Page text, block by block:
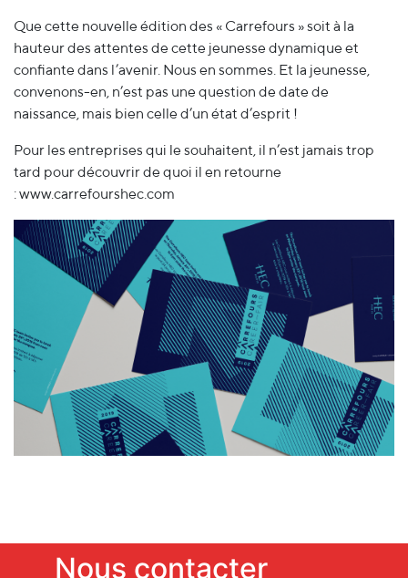
Que cette nouvelle édition des « Carrefours » soit à la
hauteur des attentes de cette jeunesse dynamique et
confiante dans l’avenir. Nous en sommes. Et la jeunesse,
convenons-en, n’est pas une question de date de
naissance, mais bien celle d’un état d’esprit !
Pour les entreprises qui le souhaitent, il n’est jamais trop
tard pour découvrir de quoi il en retourne
:www.carrefourshec.com
Nous contacter